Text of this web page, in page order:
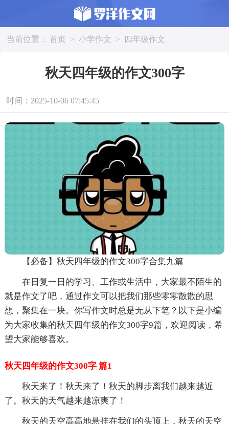
当前位置： 首页 > 小学作文 > 四年级作文
秋天四年级的作文300字
时间：2025-10-06 07:45:45
【必备】秋天四年级的作文300字合集九篇
在日复一日的学习、工作或生活中，大家最不陌生的
就是作文了吧，通过作文可以把我们那些零零散散的思
想，聚集在一块。你写作文时总是无从下笔？以下是小编
为大家收集的秋天四年级的作文300字9篇，欢迎阅读，希
望大家能够喜欢。
秋天四年级的作文300字 篇1
秋天来了！秋天来了！秋天的脚步离我们越来越近
了。秋天的天气越来越凉爽了！
秋天的天空高高地悬挂在我们的头顶上，秋天的天空